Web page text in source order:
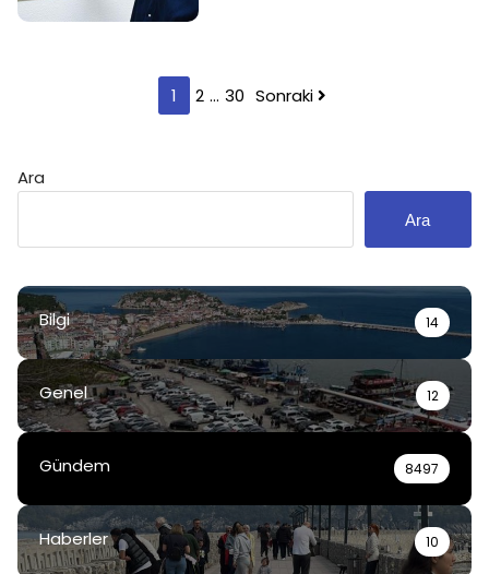
1 2 … 30 Sonraki
Ara
Ara
Bilgi 14
Genel 12
Gündem 8497
Haberler 10